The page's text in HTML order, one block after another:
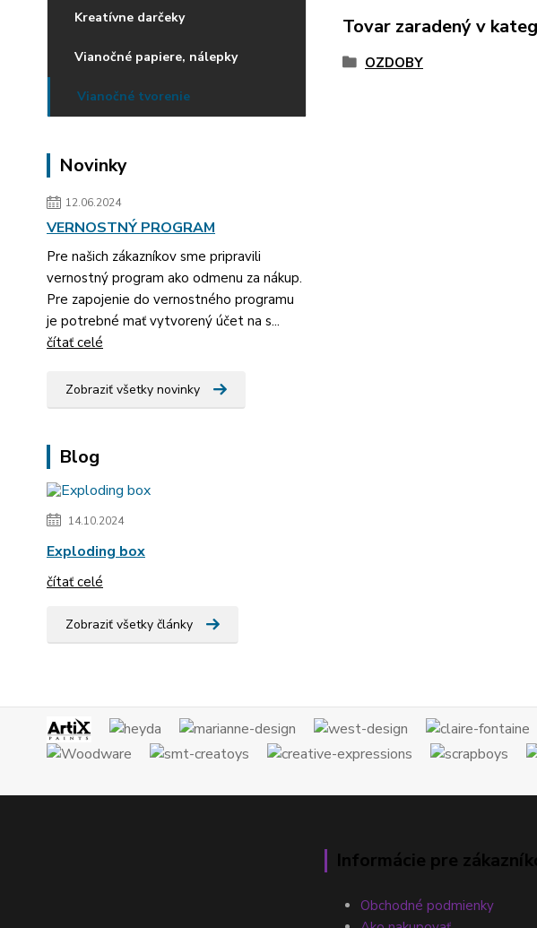
Kreatívne darčeky
Vianočné papiere, nálepky
Vianočné tvorenie
Novinky
12.06.2024
VERNOSTNÝ PROGRAM
Pre našich zákazníkov sme pripravili
vernostný program ako odmenu za nákup.
Pre zapojenie do vernostného programu
je potrebné mať vytvorený účet na s...
čítať celé
Zobraziť všetky novinky
Blog
14.10.2024
Exploding box
čítať celé
Zobraziť všetky články
Tovar zaradený v
OZDOBY
Informácie pre
Obchodné podmienky